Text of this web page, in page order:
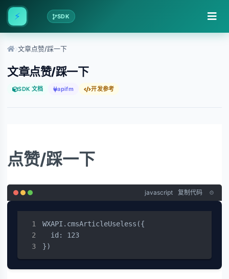
⚡ SDK
文章点赞/踩一下
文章点赞/踩一下
SDK 文档 apifm 开发参考
点赞/踩一下
javascript 复制代码
WXAPI.cmsArticleUseless({
  id: 123
})